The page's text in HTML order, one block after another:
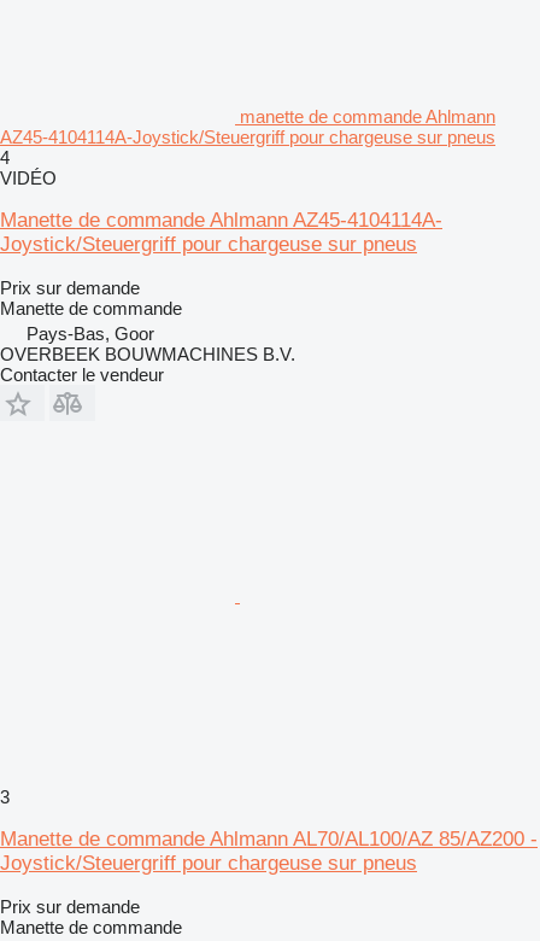
manette de commande Ahlmann
AZ45-4104114A-Joystick/Steuergriff pour chargeuse sur pneus
4
VIDÉO
Manette de commande Ahlmann AZ45-4104114A-
Joystick/Steuergriff pour chargeuse sur pneus
Prix sur demande
Manette de commande
Pays-Bas, Goor
OVERBEEK BOUWMACHINES B.V.
Contacter le vendeur
3
Manette de commande Ahlmann AL70/AL100/AZ 85/AZ200 -
Joystick/Steuergriff pour chargeuse sur pneus
Prix sur demande
Manette de commande